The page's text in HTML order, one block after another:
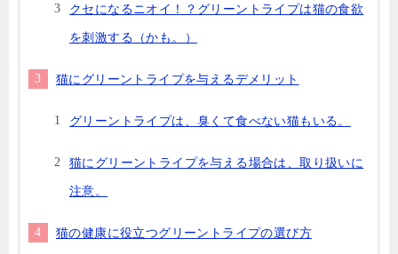
クセになるニオイ！？グリーントライプは猫の食欲
を刺激する（かも。）
猫にグリーントライプを与えるデメリット
グリーントライプは、臭くて食べない猫もいる。
猫にグリーントライプを与える場合は、取り扱いに
注意。
猫の健康に役立つグリーントライプの選び方